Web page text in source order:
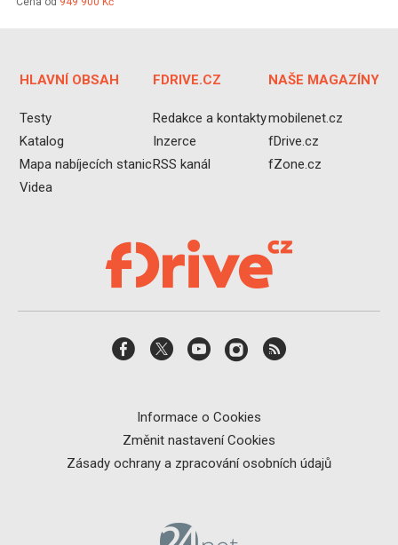
HLAVNÍ OBSAH
Testy
Katalog
Mapa nabíjecích stanic
Videa
FDRIVE.CZ
Redakce a kontakty
Inzerce
RSS kanál
NAŠE MAGAZÍNY
mobilenet.cz
fDrive.cz
fZone.cz
Informace o Cookies
Změnit nastavení Cookies
Zásady ochrany a zpracování osobních údajů